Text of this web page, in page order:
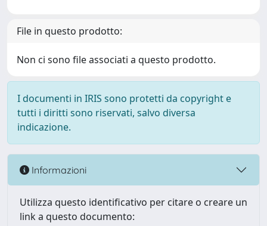
File in questo prodotto:
Non ci sono file associati a questo prodotto.
I documenti in IRIS sono protetti da copyright e
tutti i diritti sono riservati, salvo diversa
indicazione.
Informazioni
Utilizza questo identificativo per citare o creare un
link a questo documento: